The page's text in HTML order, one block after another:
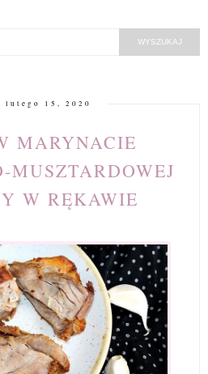
lutego 15, 2020
MARYNACIE
MUSZTARDOWEJ
W RĘKAWIE